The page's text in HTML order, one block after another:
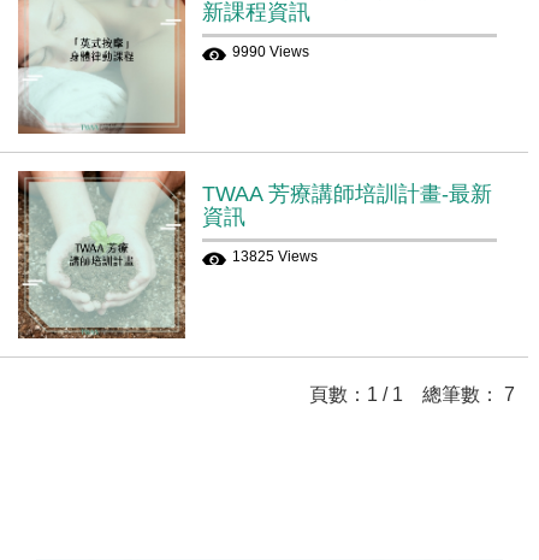
新課程資訊
9990 Views
TWAA 芳療講師培訓計畫-最新
資訊
13825 Views
頁數：1 / 1 總筆數： 7